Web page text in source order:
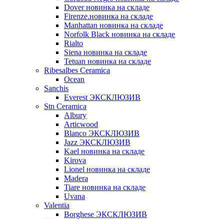
Dover новинка на складе
Firenze.новинка на складе
Manhattan новинка на складе
Norfolk Black новинка на складе
Rialto
Siena новинка на складе
Tetuan новинка на складе
Ribesalbes Ceramica
Ocean
Sanchis
Everest ЭКСКЛЮЗИВ
Stn Ceramica
Albury
Articwood
Blanco ЭКСКЛЮЗИВ
Jazz ЭКСКЛЮЗИВ
Kael новинка на складе
Kirova
Lionel новинка на складе
Madera
Tiare новинка на складе
Uvana
Valentia
Borghese ЭКСКЛЮЗИВ